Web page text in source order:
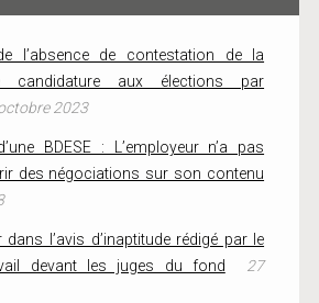
l’absence de contestation de la
candidature aux élections par
2023
BDESE : L’employeur n’a pas
des négociations sur son contenu
dans l’avis d’inaptitude rédigé par le
devant les juges du fond
27